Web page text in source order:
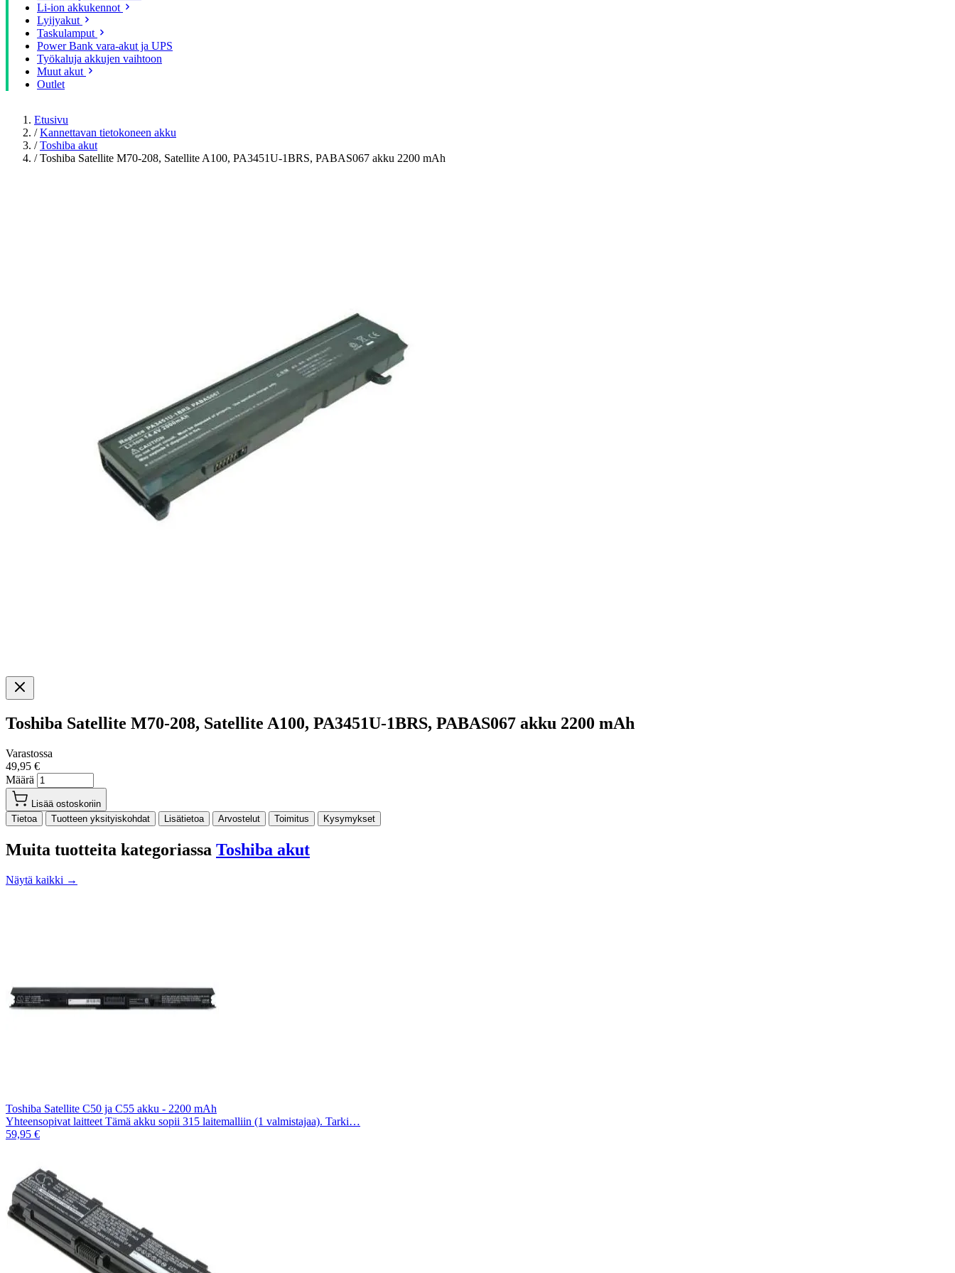
Li-ion akkukennot
Lyijyakut
Taskulamput
Power Bank vara-akut ja UPS
Työkaluja akkujen vaihtoon
Muut akut
Outlet
Etusivu
/ Kannettavan tietokoneen akku
/ Toshiba akut
/ Toshiba Satellite M70-208, Satellite A100, PA3451U-1BRS, PABAS067 akku 2200 mAh
Toshiba Satellite M70-208, Satellite A100, PA3451U-1BRS, PABAS067 akku 2200 mAh
Varastossa
49,95 €
Määrä
Lisää ostoskoriin
Tietoa
Tuotteen yksityiskohdat Lisätietoa Arvostelut Toimitus Kysymykset
Muita tuotteita kategoriassa Toshiba akut
Näytä kaikki →
Toshiba Satellite C50 ja C55 akku - 2200 mAh
Yhteensopivat laitteet Tämä akku sopii 315 laitemalliin (1 valmistajaa). Tarki…
59,95 €